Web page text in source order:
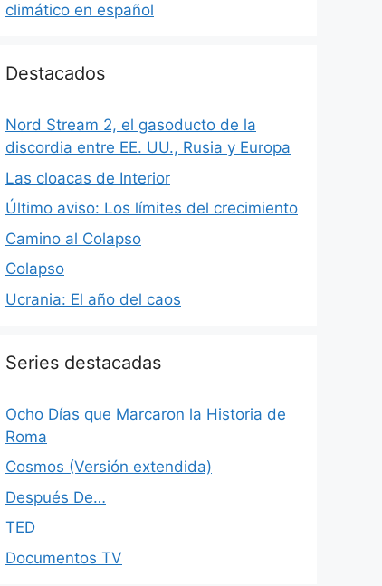
climático en español
Destacados
Nord Stream 2, el gasoducto de la
discordia entre EE. UU., Rusia y Europa
Las cloacas de Interior
Último aviso: Los límites del crecimiento
Camino al Colapso
Colapso
Ucrania: El año del caos
Series destacadas
Ocho Días que Marcaron la Historia de
Roma
Cosmos (Versión extendida)
Después De…
TED
Documentos TV